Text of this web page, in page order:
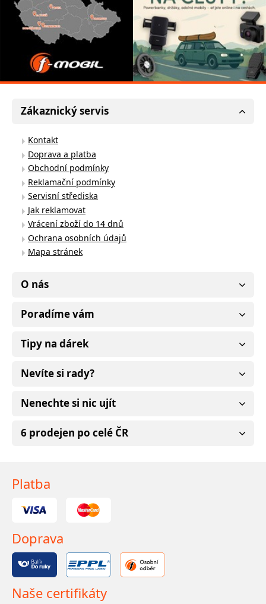
Zákaznický servis
Kontakt
Doprava a platba
Obchodní podmínky
Reklamační podmínky
Servisní střediska
Jak reklamovat
Vrácení zboží do 14 dnů
Ochrana osobních údajů
Mapa stránek
O nás
Poradíme vám
Tipy na dárek
Nevíte si rady?
Nenechte si nic ujít
6 prodejen po celé ČR
Platba
Doprava
Naše certifikáty